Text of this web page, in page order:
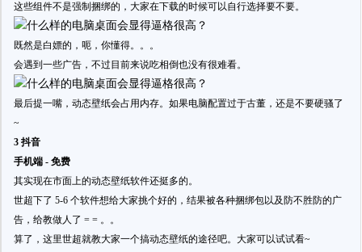
这些组件不是强制捆绑的，大家在下载的时候可以自行选择要不要。
既然是白嫖的，呃，你懂得。。。
会遇到一些广告，不过目前来说吃相倒也没有很难看。
最后提一嘴，动态壁纸会占用内存。如果电脑配置过于古董，还是不要硬骚了
~
3 抖音
手机端 - 免费
其实现在市面上的动态壁纸软件还挺多的。
世超下了 5-6 个软件想给大家挑个好的，结果被各种捆绑包以及防不胜防的广
告，给教做人了 = = 。。
算了，这里世超就教大家一个搞动态壁纸的途径吧。大家可以试试看~